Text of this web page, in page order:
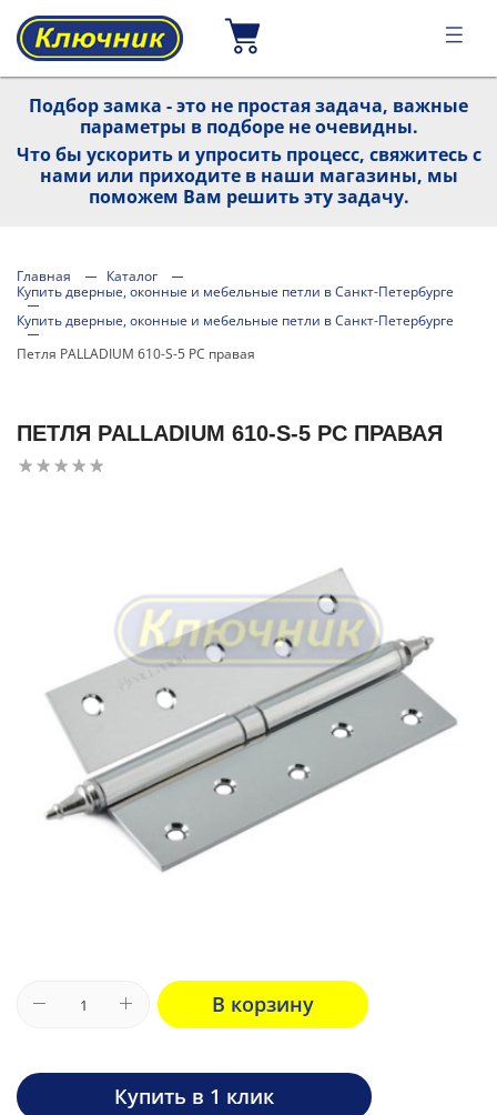
Подбор замка - это не простая задача, важные
параметры в подборе не очевидны.
Что бы ускорить и упросить процесс, свяжитесь с
нами или приходите в наши магазины, мы
поможем Вам решить эту задачу.
Главная
Каталог
Купить дверные, оконные и мебельные петли в Санкт-Петербурге
Купить дверные, оконные и мебельные петли в Санкт-Петербурге
Петля PALLADIUM 610-S-5 PC правая
ПЕТЛЯ PALLADIUM 610-S-5 PC ПРАВАЯ
В корзину
Купить в 1 клик